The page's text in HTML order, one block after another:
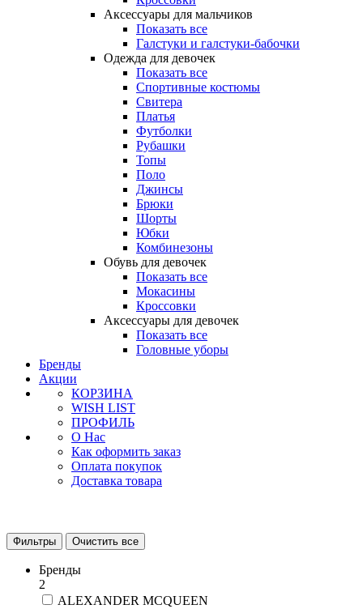
Аксессуары для мальчиков
Показать все
Галстуки и галстуки-бабочки
Одежда для девочек
Показать все
Спортивные костюмы
Свитера
Платья
Футболки
Рубашки
Топы
Поло
Джинсы
Брюки
Шорты
Юбки
Комбинезоны
Обувь для девочек
Показать все
Мокасины
Кроссовки
Аксессуары для девочек
Показать все
Головные уборы
Бренды
Акции
КОРЗИНА
WISH LIST
ПРОФИЛЬ
О Нас
Как оформить заказ
Оплата покупок
Доставка товара
Фильтры Очистить все
Бренды
2
ALEXANDER MCQUEEN